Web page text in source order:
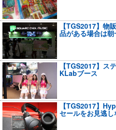
【TGS2017】物
品がある場合は
【TGS2017】ス
KLabブース
【TGS2017】
セールをお見逃し